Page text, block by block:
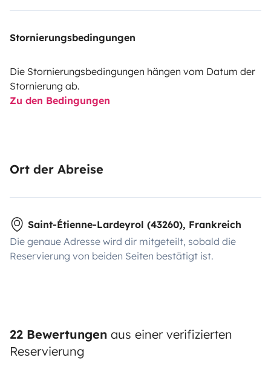
Stornierungsbedingungen
Die Stornierungsbedingungen hängen vom Datum der
Stornierung ab.
Zu den Bedingungen
Ort der Abreise
Saint-Étienne-Lardeyrol (43260), Frankreich
Die genaue Adresse wird dir mitgeteilt, sobald die
Reservierung von beiden Seiten bestätigt ist.
22 Bewertungen aus einer verifizierten
Reservierung